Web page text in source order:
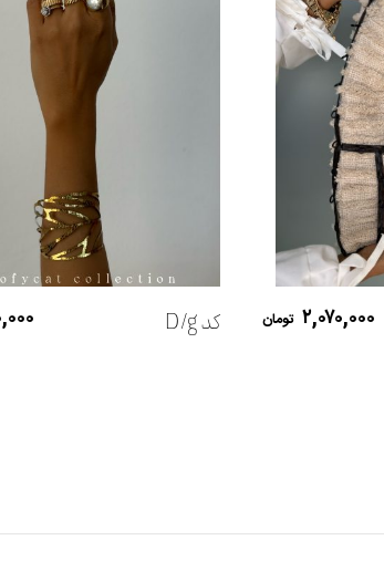
۲,۰۷۰,۰۰۰ تومان کد D/g